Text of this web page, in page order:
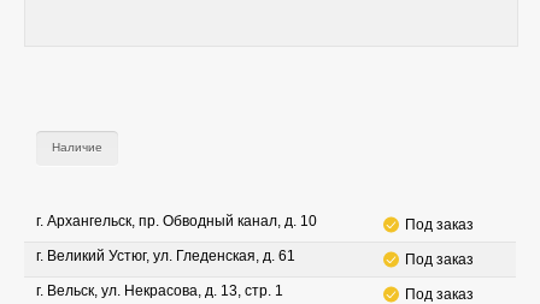
Наличие
г. Архангельск, пр. Обводный канал, д. 10
Под заказ
г. Великий Устюг, ул. Гледенская, д. 61
Под заказ
г. Вельск, ул. Некрасова, д. 13, стр. 1
Под заказ